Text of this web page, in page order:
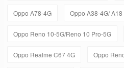
Oppo A78-4G Oppo A38-4G/ A18
Oppo Reno 10-5G/Reno 10 Pro-5G
Oppo Realme C67 4G Oppo